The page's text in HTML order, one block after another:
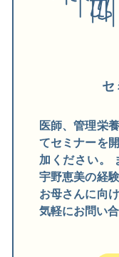
セ
医師、管理栄
てセミナーを
加ください。
宇野恵美の経
お母さんに向
気軽にお問い